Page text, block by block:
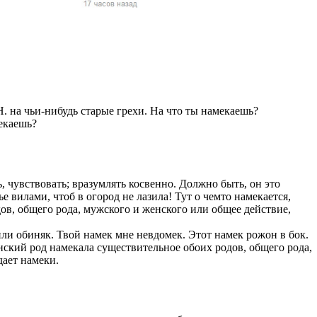
женщин и
страны),
на чьи-нибудь старые грехи. На что ты намекаешь?
вразумлять косвенно. Должно быть, он это
чтоб в огород не лазила! Тут о чемто намекается,
общего рода, мужского и женского или общее действие,
обиняк. Твой намек мне невдомек. Этот намек рожон в бок.
род намекала существительное обоих родов, общего рода,
намеки.